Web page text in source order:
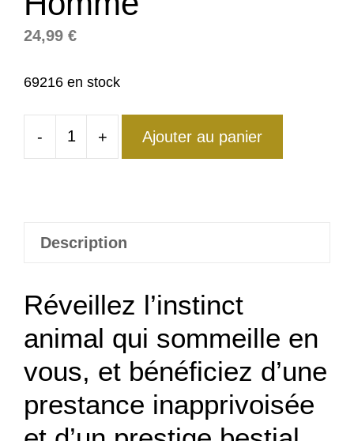
24,99 €
69216 en stock
-
quantité
Homme
+ Ajouter au panier
Description
Réveillez l’instinct
animal qui sommeille en
vous, et bénéficiez d’une
prestance inapprivoisée